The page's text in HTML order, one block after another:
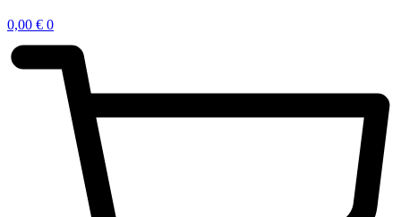
0,00 € 0